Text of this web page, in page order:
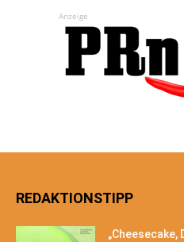
Anzeige
REDAKTIONSTIPP
„Cheesecake,